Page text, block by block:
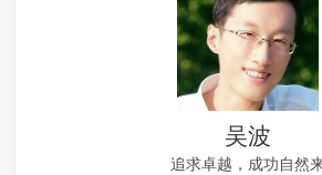
吴波
追求卓越，成功自然